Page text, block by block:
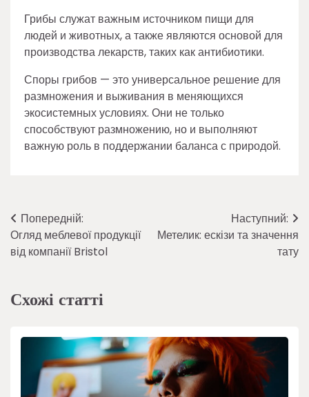
Грибы служат важным источником пищи для
людей и животных, а также являются основой для
производства лекарств, таких как антибиотики.
Споры грибов — это универсальное решение для
размножения и выживания в меняющихся
экосистемных условиях. Они не только
способствуют размножению, но и выполняют
важную роль в поддержании баланса с природой.
Навігація
записів
Попередній:
Огляд меблевої продукції
від компанії Bristol
Наступний:
Метелик: ескізи та значення
тату
Схожі статті